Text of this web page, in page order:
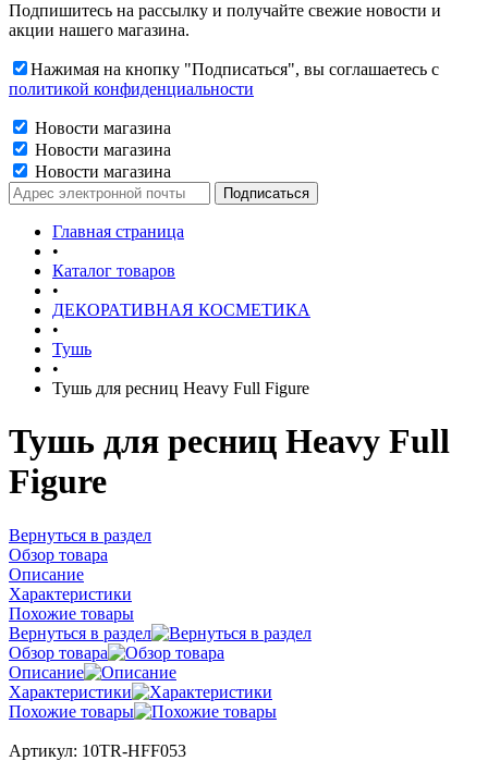
Подпишитесь на рассылку и получайте свежие новости и
акции нашего магазина.
Нажимая на кнопку "Подписаться", вы соглашаетесь с
политикой конфиденциальности
Новости магазина
Новости магазина
Новости магазина
Главная страница
•
Каталог товаров
•
ДЕКОРАТИВНАЯ КОСМЕТИКА
•
Тушь
•
Тушь для ресниц Heavy Full Figure
Тушь для ресниц Heavy Full
Figure
Вернуться в раздел
Обзор товара
Описание
Характеристики
Похожие товары
Вернуться в раздел
Обзор товара
Описание
Характеристики
Похожие товары
Артикул: 10TR-HFF053